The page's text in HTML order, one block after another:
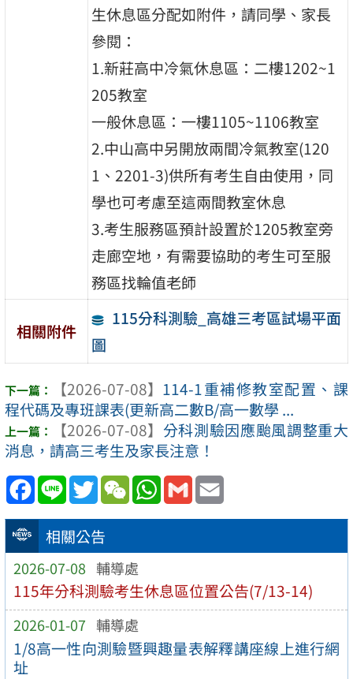
相關公告
2026-07-08 輔導處
115年分科測驗考生休息區位置公告(7/13-14)
2026-01-07 輔導處
1/8高一性向測驗暨興趣量表解釋講座線上進行網
址
生休息區分配如附件，請同學、家長
參閱：
1.新莊高中冷氣休息區：二樓1202~1
205教室
一般休息區：一樓1105~1106教室
2.中山高中另開放兩間冷氣教室(120
1、2201-3)供所有考生自由使用，同
學也可考慮至這兩間教室休息
3.考生服務區預計設置於1205教室旁
走廊空地，有需要協助的考生可至服
務區找輪值老師
相關附件
115分科測驗_高雄三考區試場平面
圖
【2026-07-08】 114-1重補修教室配置、課
程代碼及專班課表(更新高二數B/高一數學 ...
【2026-07-08】 分科測驗因應颱風調整重大
消息，請高三考生及家長注意！
Facebook
Line TwitterWeChatWhatsApp
Gmail